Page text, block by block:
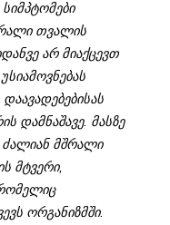
თვალის
არ მიაქცევთ
დამნაშავე. მასზე
ძალიან მშრალი
მტვერი,
ორგანიზმში.